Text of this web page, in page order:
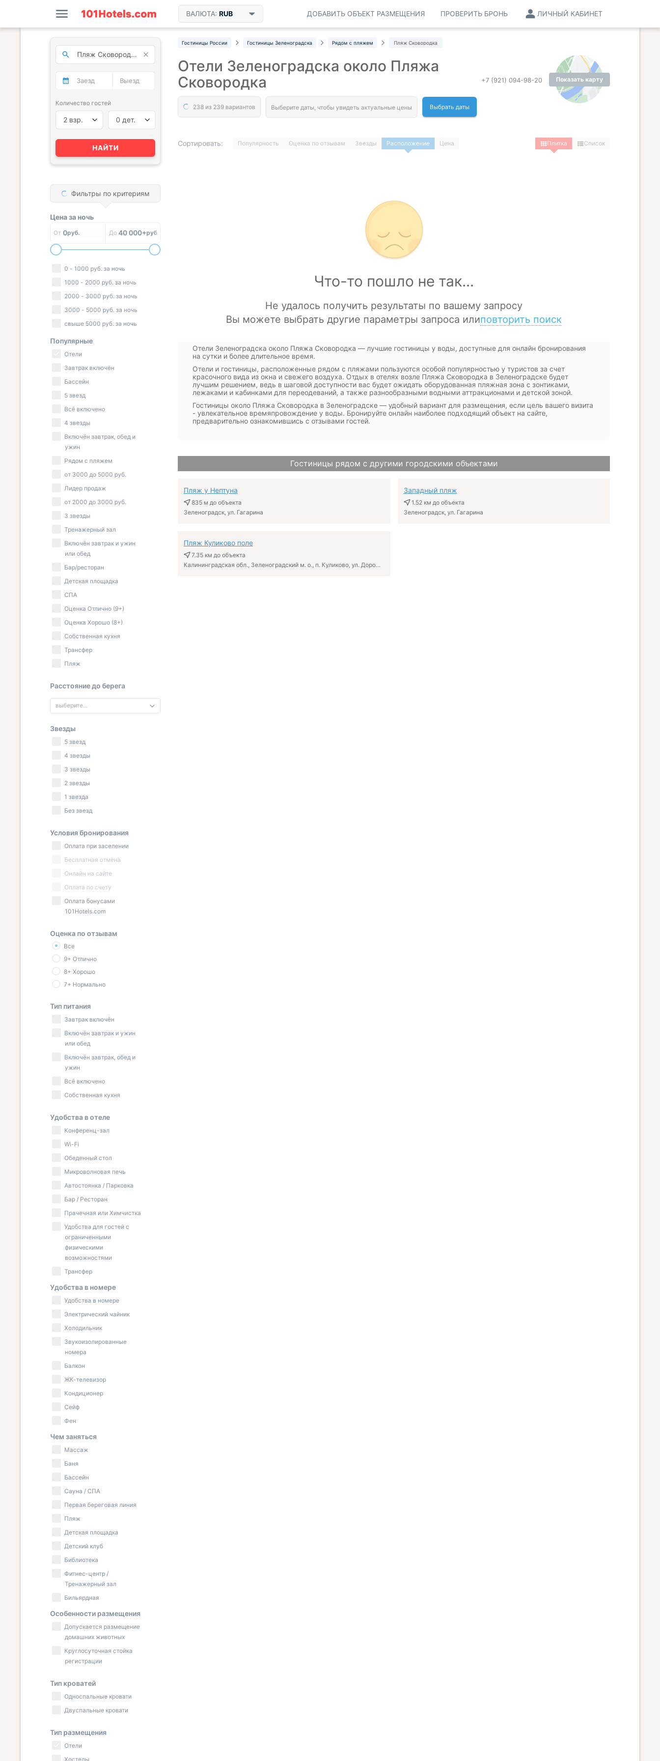
ВАЛЮТА: RUB ЛИЧНЫЙ КАБИНЕТ
ПРОВЕРИТЬ БРОНЬ
ДОБАВИТЬ ОБЪЕКТ РАЗМЕЩЕНИЯ
Гостиницы России Гостиницы Зеленоградска Рядом с пляжем Пляж Сковородка
Показать карту
+7 (921) 094-98-20
Отели Зеленоградска около Пляжа
Сковородка
Выбрать даты
Сортировать: Популярность Оценка по отзывам Звезды Расположение Цена Плитка Список
Отели Зеленоградска около Пляжа Сковородка — лучшие гостиницы у воды, доступные для онлайн бронирования
на сутки и более длительное время.
Отели и гостиницы, расположенные рядом с пляжами пользуются особой популярностью у туристов за счет
красочного вида из окна и свежего воздуха. Отдых в отелях возле Пляжа Сковородка в Зеленоградске будет
лучшим решением, ведь в шаговой доступности вас будет ожидать оборудованная пляжная зона с зонтиками,
лежаками и кабинками для переодеваний, а также разнообразными водными аттракционами и детской зоной.
Гостиницы около Пляжа Сковородка в Зеленоградске — удобный вариант для размещения, если цель вашего визита
- увлекательное времяпровождение у воды. Бронируйте онлайн наиболее подходящий объект на сайте,
предварительно ознакомившись с отзывами гостей.
Гостиницы рядом с другими городскими объектами
Пляж у Нептуна
835 м до объекта
Зеленоградск, ул. Гагарина
Западный пляж
1.52 км до объекта
Зеленоградск, ул. Гагарина
Пляж Куликово поле
7.35 км до объекта
Калининградская обл., Зеленоградский м. о., п. Куликово, ул. Дорожная
Количество гостей
2 взр. 0 дет.
НАЙТИ
Фильтры по критериям
Цена за ночь
От 0руб. До 40 000+руб.
0 - 1000 руб. за ночь
1000 - 2000 руб. за ночь
2000 - 3000 руб. за ночь
3000 - 5000 руб. за ночь
свыше 5000 руб. за ночь
Популярные
Отели
Завтрак включён
Бассейн
5 звезд
Всё включено
4 звезды
Включён завтрак, обед и
ужин
Рядом с пляжем
от 3000 до 5000 руб.
Лидер продаж
от 2000 до 3000 руб.
3 звезды
Тренажерный зал
Включён завтрак и ужин
или обед
Бар/ресторан
Детская площадка
СПА
Оценка Отлично (9+)
Оценка Хорошо (8+)
Собственная кухня
Трансфер
Пляж
Расстояние до берега
выберите...
Звезды
5 звезд
4 звезды
3 звезды
2 звезды
1 звезда
Без звезд
Условия бронирования
Оплата при заселении
Бесплатная отмена
Онлайн на сайте
Оплата по счету
Оплата бонусами
101Hotels.com
Оценка по отзывам
Все
9+ Отлично
8+ Хорошо
7+ Нормально
Тип питания
Завтрак включён
Включён завтрак и ужин
или обед
Включён завтрак, обед и
ужин
Всё включено
Собственная кухня
Удобства в отеле
Конференц-зал
Wi-Fi
Обеденный стол
Микроволновая печь
Автостоянка / Парковка
Бар / Ресторан
Прачечная или Химчистка
Удобства для гостей с
ограниченными
физическими
возможностями
Трансфер
Удобства в номере
Удобства в номере
Электрический чайник
Холодильник
Звукоизолированные
номера
Балкон
ЖК-телевизор
Кондиционер
Сейф
Фен
Чем заняться
Массаж
Баня
Бассейн
Сауна / СПА
Первая береговая линия
Пляж
Детская площадка
Детский клуб
Библиотека
Фитнес-центр /
Тренажерный зал
Бильярдная
Особенности размещения
Допускается размещение
домашних животных
Круглосуточная стойка
регистрации
Тип кроватей
Односпальные кровати
Двуспальные кровати
Тип размещения
Отели
Хостелы